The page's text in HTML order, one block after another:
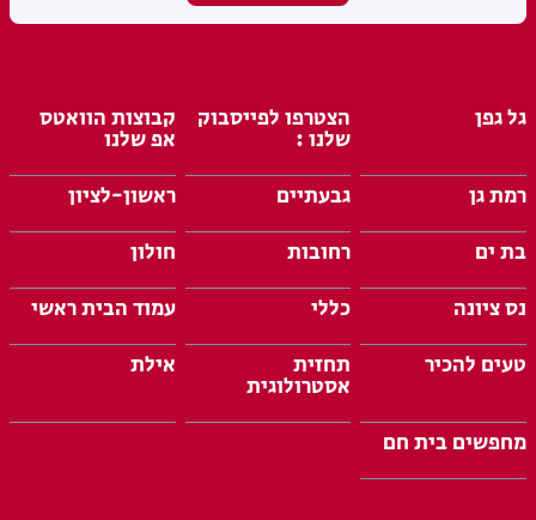
גל גפן הצטרפו לפייסבוק
שלנו :
קבוצות הוואטס
אפ שלנו
רמת גן
גבעתיים
ראשון-לציון
בת ים
רחובות
חולון
נס ציונה
כללי
עמוד הבית ראשי
טעים להכיר
תחזית
אסטרולוגית
אילת
מחפשים בית חם